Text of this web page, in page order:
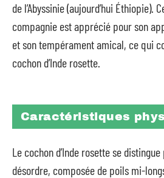
de l’Abyssinie (aujourd’hui Éthiopie).
compagnie est apprécié pour son
et son tempérament amical, ce qui
cochon d’Inde rosette.
Caractéristiques
Le cochon d’Inde rosette se
désordre, composée de poils mi-